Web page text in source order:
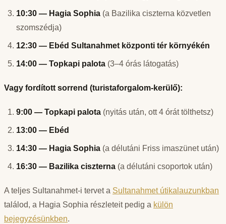
10:30 — Hagia Sophia (a Bazilika ciszterna közvetlen
szomszédja)
12:30 — Ebéd Sultanahmet központi tér környékén
14:00 — Topkapi palota (3–4 órás látogatás)
Vagy fordított sorrend (turistaforgalom-kerülő):
9:00 — Topkapi palota (nyitás után, ott 4 órát tölthetsz)
13:00 — Ebéd
14:30 — Hagia Sophia (a délutáni Friss imaszünet után)
16:30 — Bazilika ciszterna (a délutáni csoportok után)
A teljes Sultanahmet-i tervet a Sultanahmet útikalauzunkban
találod, a Hagia Sophia részleteit pedig a külön
bejegyzésünkben.